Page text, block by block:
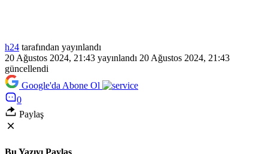
h24 tarafından yayınlandı
20 Ağustos 2024, 21:43 yayınlandı 20 Ağustos 2024, 21:43
güncellendi
Google'da Abone Ol
0
Paylaş
Bu Yazıyı Paylaş